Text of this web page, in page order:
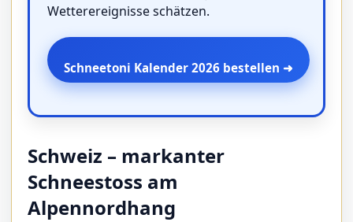
Wetterereignisse schätzen.
Schneetoni Kalender 2026 bestellen ➜
Schweiz – markanter
Schneestoss am
Alpennordhang